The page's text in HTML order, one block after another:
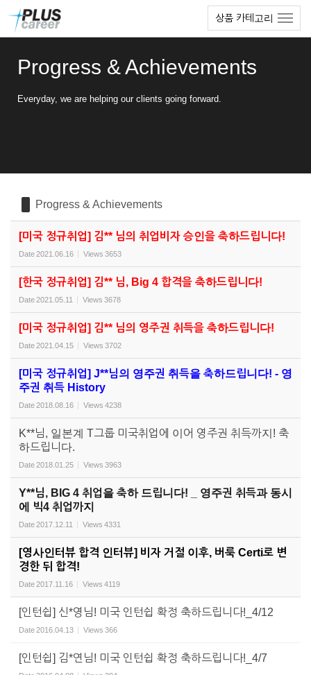
상품 카테고리
Progress & Achievements
Everyday, we are helping our clients going forward.
Progress & Achievements
[미국 정규취업] 김** 님의 취업비자 승인을 축하드립니다!
Date2021.06.16 Views 3653
[한국 정규취업] 김** 님, Big 4 합격을 축하드립니다!
Date2021.05.11 Views 3678
[미국 정규취업] 김** 님의 영주권 취득을 축하드립니다!
Date2021.04.15 Views 3702
[미국 정규취업] J**님의 영주권 취득을 축하드립니다! - 영
주권 취득 History
Date2018.08.16 Views 4238
K**님, 일본계 T그룹 미국취업에 이어 영주권 취득까지! 축
하드립니다.
Date2018.01.25 Views 3963
Y**님, BIG 4 취업을 축하 드립니다! _ 영주권 취득과 동시
에 빅4 취업까지
Date2017.12.11 Views 4331
[영사인터뷰 합격 인터뷰] 비자 거절 이후, 버룩 Certi로 변
경한 뒤 합격!
Date2017.11.16 Views 4119
[인턴쉽] 신*영님! 미국 인턴쉽 확정 축하드립니다!_4/12
Date2016.04.13 Views 366
[인턴쉽] 김*연님! 미국 인턴쉽 확정 축하드립니다!_4/7